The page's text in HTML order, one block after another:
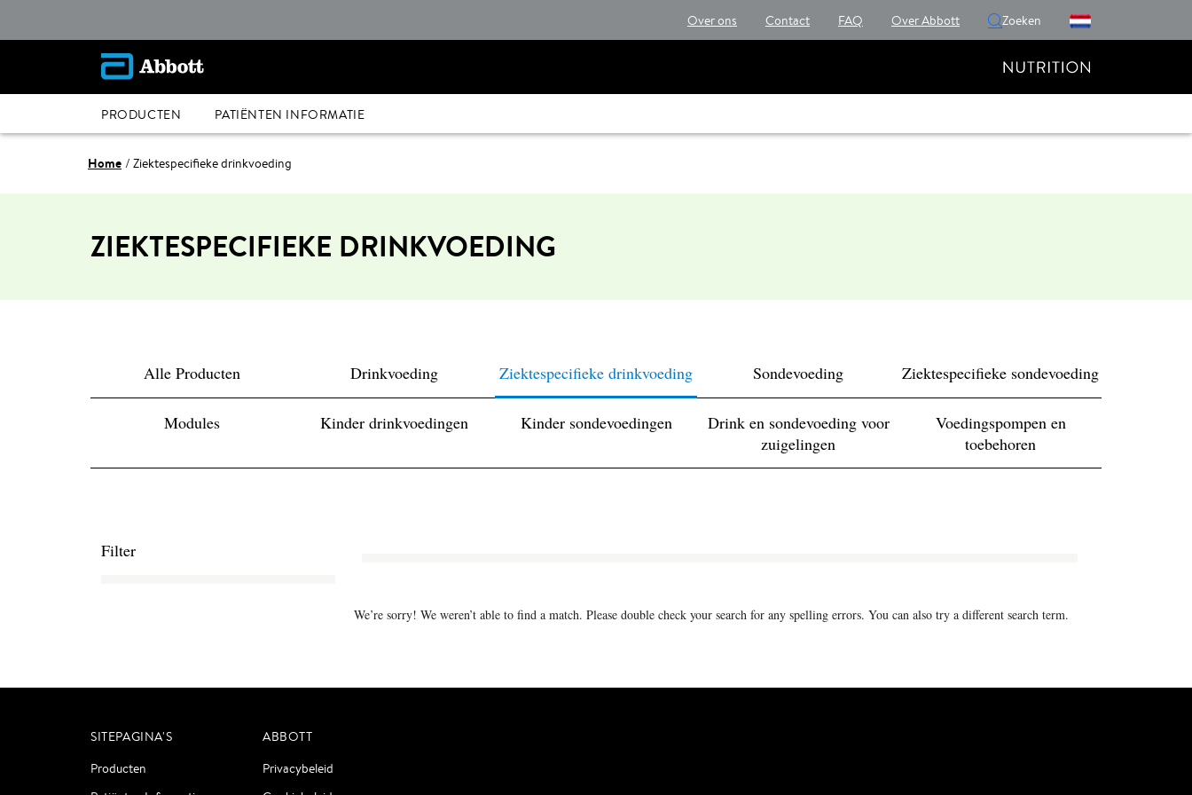
Over ons Contact FAQ Over Abbott Zoeken
PRODUCTEN PATIËNTEN INFORMATIE
Home Ziektespecifieke drinkvoeding
ZIEKTESPECIFIEKE DRINKVOEDING
Alle Producten Drinkvoeding Ziektespecifieke drinkvoeding Sondevoeding Ziektespecifieke sondevoeding
Modules Kinder drinkvoedingen Kinder sondevoedingen
Drink en sondevoeding voor
zuigelingen
Voedingspompen en
toebehoren
Filter
We’re sorry! We weren’t able to find a match. Please double check your search for any spelling errors. You can also try a different search term.
SITEPAGINA'S
Producten
ABBOTT
Privacybeleid